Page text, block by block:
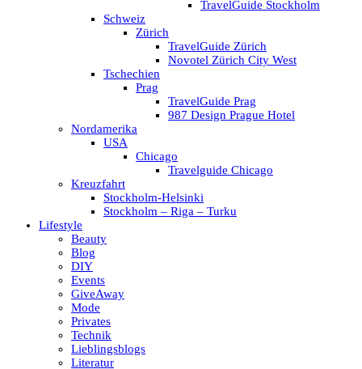
TravelGuide Stockholm
Schweiz
Zürich
TravelGuide Zürich
Novotel Zürich City West
Tschechien
Prag
TravelGuide Prag
987 Design Prague Hotel
Nordamerika
USA
Chicago
Travelguide Chicago
Kreuzfahrt
Stockholm-Helsinki
Stockholm – Riga – Turku
Lifestyle
Beauty
Blog
DIY
Events
GiveAway
Mode
Privates
Technik
Lieblingsblogs
Literatur